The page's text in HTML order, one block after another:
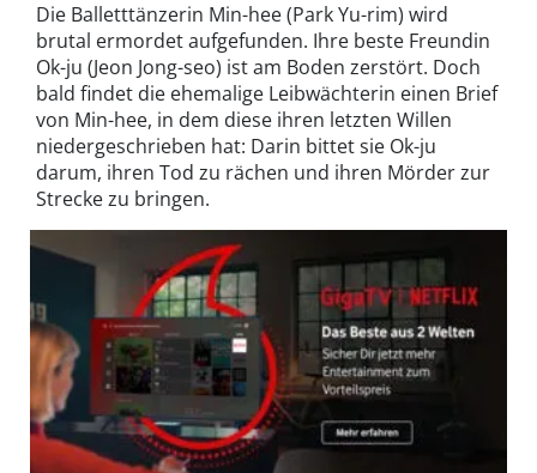
Die Balletttänzerin Min-hee (Park Yu-rim) wird
brutal ermordet aufgefunden. Ihre beste Freundin
Ok-ju (Jeon Jong-seo) ist am Boden zerstört. Doch
bald findet die ehemalige Leibwächterin einen Brief
von Min-hee, in dem diese ihren letzten Willen
niedergeschrieben hat: Darin bittet sie Ok-ju
darum, ihren Tod zu rächen und ihren Mörder zur
Strecke zu bringen.